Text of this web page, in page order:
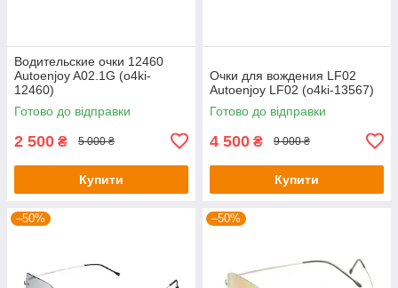
Водительские очки 12460
Autoenjoy A02.1G (o4ki-
12460)
Готово до відправки
2 500 ₴ 5 000 ₴
Купити
Очки для вождения LF02
Autoenjoy LF02 (o4ki-13567)
Готово до відправки
4 500 ₴ 9 000 ₴
Купити
–50% –50%